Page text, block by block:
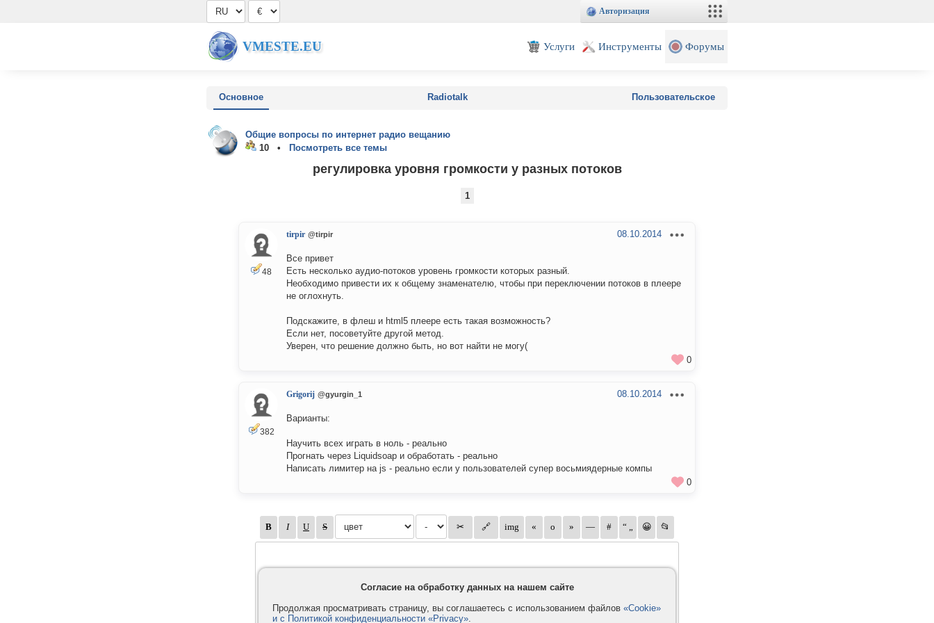
Авторизация
VMESTE.EU Услуги Инструменты Форумы
Основное Radiotalk Пользовательское
Общие вопросы по интернет радио вещанию
10 •
Посмотреть все темы
регулировка уровня громкости у разных потоков
1
48
tirpir @tirpir 08.10.2014
Все привет
Есть несколько аудио-потоков уровень громкости которых разный.
Необходимо привести их к общему знаменателю, чтобы при переключении потоков в плеере
не оглохнуть.
Подскажите, в флеш и html5 плеере есть такая возможность?
Если нет, посоветуйте другой метод.
Уверен, что решение должно быть, но вот найти не могу(
0
382
Grigorij @gyurgin_1 08.10.2014
Варианты:
Научить всех играть в ноль - реально
Прогнать через Liquidsoap и обработать - реально
Написать лимитер на js - реально если у пользователей супер восьмиядерные компы
0
Согласие на обработку данных на нашем сайте
Продолжая просматривать страницу, вы соглашаетесь с использованием файлов «Cookie»
и с Политикой конфиденциальности «Privacy».